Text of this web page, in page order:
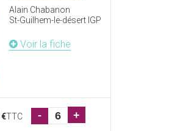
Alain Chabanon
St-Guilhem-le-désert IGP
Voir la fiche
€TTC - +